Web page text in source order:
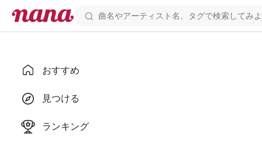
おすすめ
見つける
ランキング